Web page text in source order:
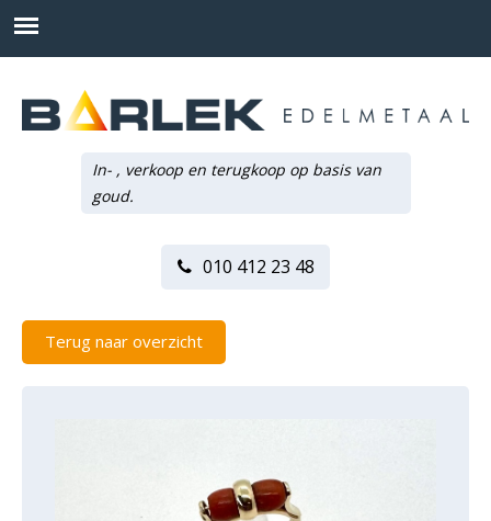
In- , verkoop en terugkoop op basis van
goud.
010 412 23 48
Terug naar overzicht